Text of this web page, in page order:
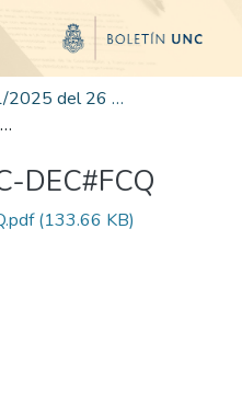
Edición 001/2025 del 26 de mayo de 2025
RD-2025-95-UNC-DEC#FCQ
DEC#FCQ
(133.66 KB)